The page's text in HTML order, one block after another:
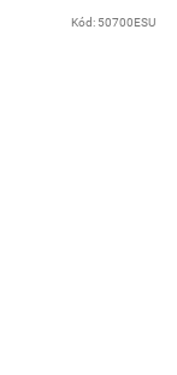
Kód: 50700ESU